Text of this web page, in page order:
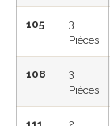
105
3
Pièces
108
3
Pièces
111 2